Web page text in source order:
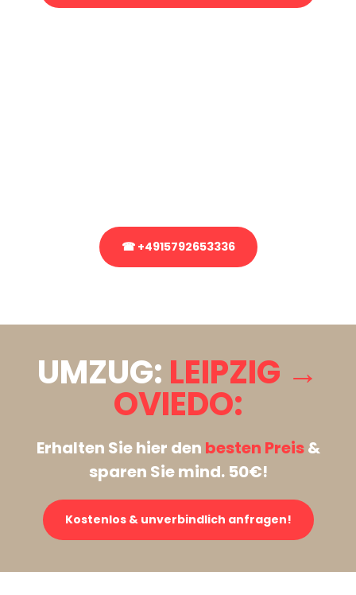
☎ +4915792653336
UMZUG: LEIPZIG →
OVIEDO:
Erhalten Sie hier den besten Preis&
sparen Sie mind. 50€!
Kostenlos & unverbindlich anfragen!